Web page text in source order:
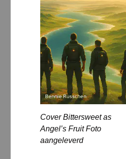
Cover Bittersweet as
Angel’s Fruit Foto
aangeleverd